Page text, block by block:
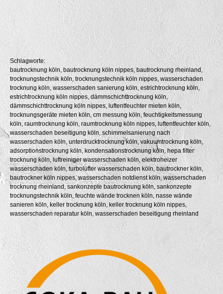
Schlagworte:
bautrocknung köln, bautrocknung köln nippes, bautrocknung rheinland,
trocknungstechnik köln, trocknungstechnik köln nippes, wasserschaden
trocknung köln, wasserschaden sanierung köln, estrichtrocknung köln,
estrichtrocknung köln nippes, dämmschichttrocknung köln,
dämmschichttrocknung köln nippes, luftentfeuchter mieten köln,
trocknungsgeräte mieten köln, cm messung köln, feuchtigkeitsmessung
köln, raumtrocknung köln, raumtrocknung köln nippes, luftentfeuchter köln,
wasserschaden beseitigung köln, schimmelsanierung nach
wasserschaden köln, unterdrucktrocknung köln, vakuumtrocknung köln,
adsorptionstrocknung köln, kondensationstrocknung köln, hepa filter
trocknung köln, luftreiniger wasserschaden köln, elektroheizer
wasserschaden köln, turbolüfter wasserschaden köln, bautrockner köln,
bautrockner köln nippes, wasserschaden notdienst köln, wasserschaden
trocknung rheinland, sankonzepte bautrocknung köln, sankonzepte
trocknungstechnik köln, feuchte wände trocknen köln, nasse wände
sanieren köln, keller trocknung köln, keller trocknung köln nippes,
wasserschaden reparatur köln, wasserschaden beseitigung rheinland